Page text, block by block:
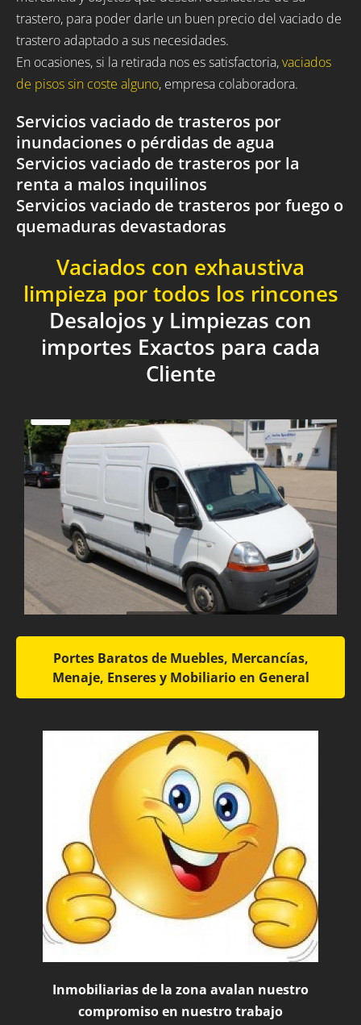
trastero, para poder darle un buen precio del vaciado de
trastero adaptado a sus necesidades.
En ocasiones, si la retirada nos es satisfactoria,vaciados
de pisos sin coste alguno, empresa colaboradora.
Servicios vaciado de trasteros por
inundaciones o pérdidas de agua
Servicios vaciado de trasteros por la
renta a malos inquilinos
Servicios vaciado de trasteros por fuego o
quemaduras devastadoras
Vaciados con exhaustiva
limpieza por todos los rincones
Desalojos y Limpiezas con
importes Exactos para cada
Cliente
Portes Baratos de Muebles, Mercancías,
Menaje, Enseres y Mobiliario en General
Inmobiliarias de la zona avalan nuestro
compromiso en nuestro trabajo